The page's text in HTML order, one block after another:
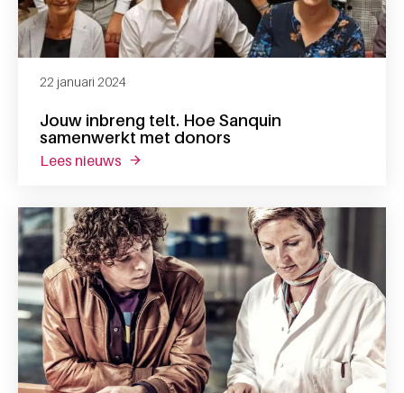
Jouw inbreng telt. Hoe Sanquin
samenwerkt met donors
22 januari 2024
lees nieuws over jouw inbreng telt. hoe sanquin